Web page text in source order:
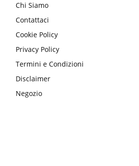
Chi Siamo
Contattaci
Cookie Policy
Privacy Policy
Termini e Condizioni
Disclaimer
Negozio